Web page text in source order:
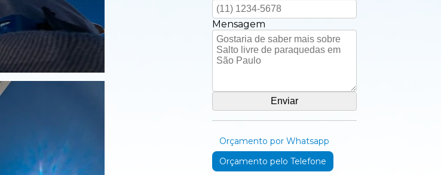
Mensagem
Orçamento por Whatsapp
Orçamento pelo Telefone